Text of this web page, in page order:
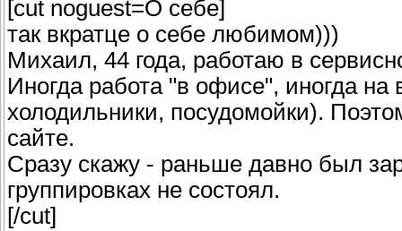
[cut noguest=О себе]
так вкратце о себе любимом)))
Михаил, 44 года, работаю в
Иногда работа "в офисе", иногда
холодильники, посудомойки).
сайте.
Сразу скажу - раньше давно был
группировках не состоял.
[/cut]